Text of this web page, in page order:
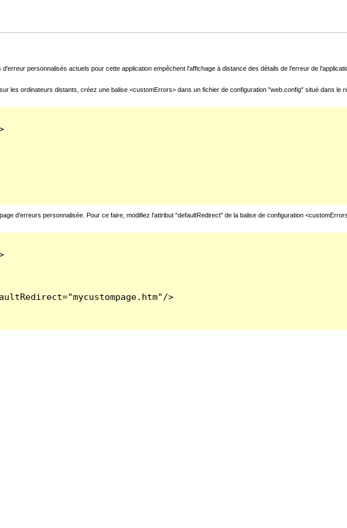
personnalisés actuels pour cette application empêchent l'affichage à distance des détails de l'erreur de
les ordinateurs distants, créez une balise <customErrors> dans un fichier de configuration "web.config" situé dans le
d'erreurs personnalisée. Pour ce faire, modifiez l'attribut "defaultRedirect" de la balise de configuration
>